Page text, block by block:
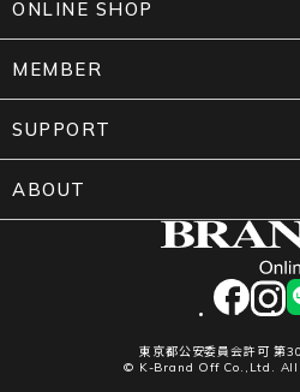
facebook
東京都公安委員会許可 第
© K-Brand Off Co.,Ltd. All
ONLINE SHOP
MEMBER
SUPPORT
ABOUT